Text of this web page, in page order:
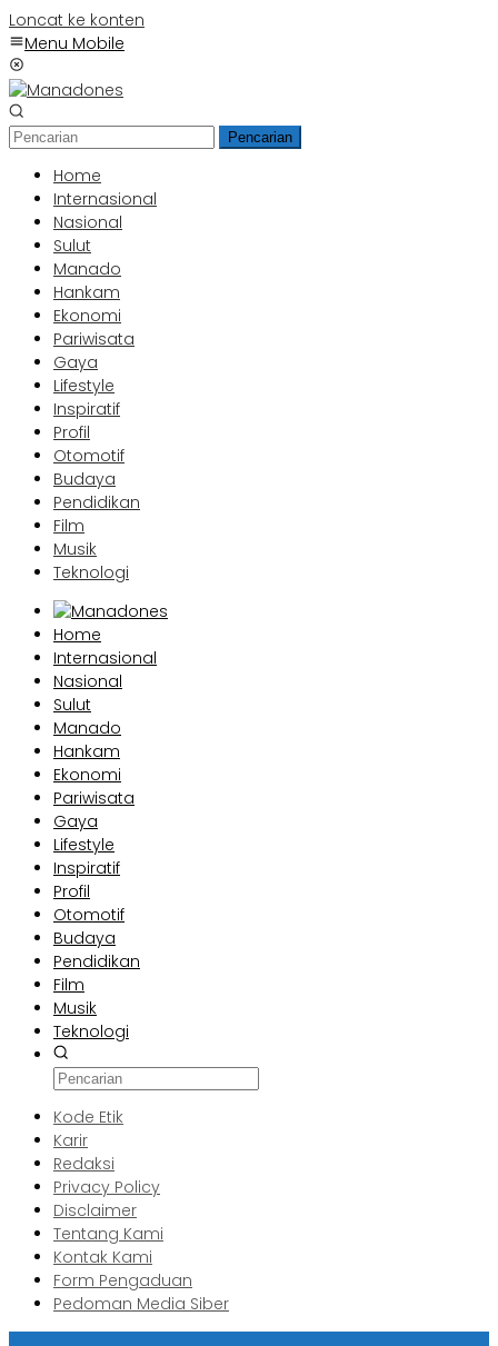
Loncat ke konten
Menu Mobile
Pencarian
Home
Internasional
Nasional
Sulut
Manado
Hankam
Ekonomi
Pariwisata
Gaya
Lifestyle
Inspiratif
Profil
Otomotif
Budaya
Pendidikan
Film
Musik
Teknologi
Home
Internasional
Nasional
Sulut
Manado
Hankam
Ekonomi
Pariwisata
Gaya
Lifestyle
Inspiratif
Profil
Otomotif
Budaya
Pendidikan
Film
Musik
Teknologi
Kode Etik
Karir
Redaksi
Privacy Policy
Disclaimer
Tentang Kami
Kontak Kami
Form Pengaduan
Pedoman Media Siber